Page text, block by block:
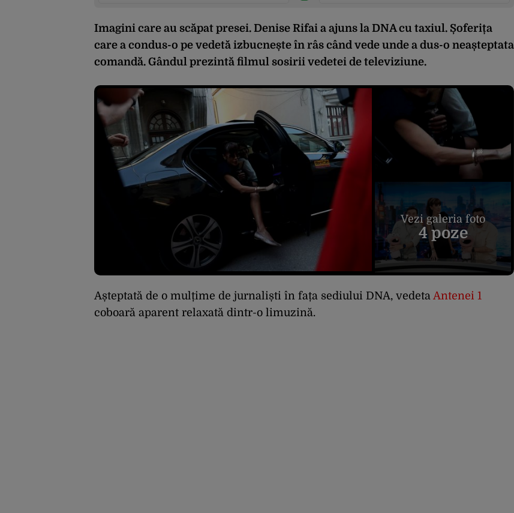
Imagini care au scăpat presei. Denise Rifai a ajuns la DNA cu taxiul. Șoferița
care a condus-o pe vedetă izbucnește în râs când vede unde a dus-o neașteptata
comandă. Gândul prezintă filmul sosirii vedetei de televiziune.
Vezi galeria foto
4 poze
Așteptată de o mulțime de jurnaliști în fața sediului DNA, vedeta Antenei 1
coboară aparent relaxată dintr-o limuzină.